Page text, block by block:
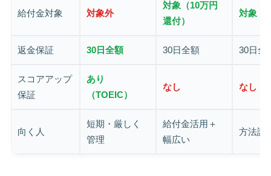
給付金対象 対象外
対象（10万円
還付）
対象
返金保証 30日全額 30日全額 30日全
スコアアップ
保証
あり
（TOEIC）
なし なし
向く人
短期・厳しく
管理
給付金活用＋
幅広い
方法論